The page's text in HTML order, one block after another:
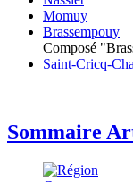
Momuy
Brassempouy
Composé
Saint-Cricq-
Sommaire